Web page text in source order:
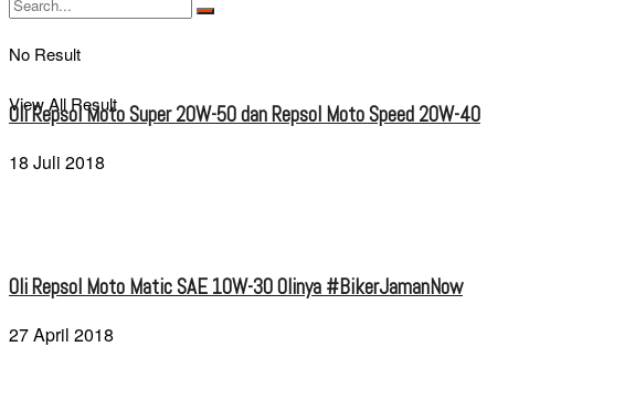
No Result
View All Result
Oli Repsol Moto Super 20W-50 dan Repsol Moto Speed 20W-40
18 Juli 2018
Oli Repsol Moto Matic SAE 10W-30 Olinya #BikerJamanNow
27 April 2018